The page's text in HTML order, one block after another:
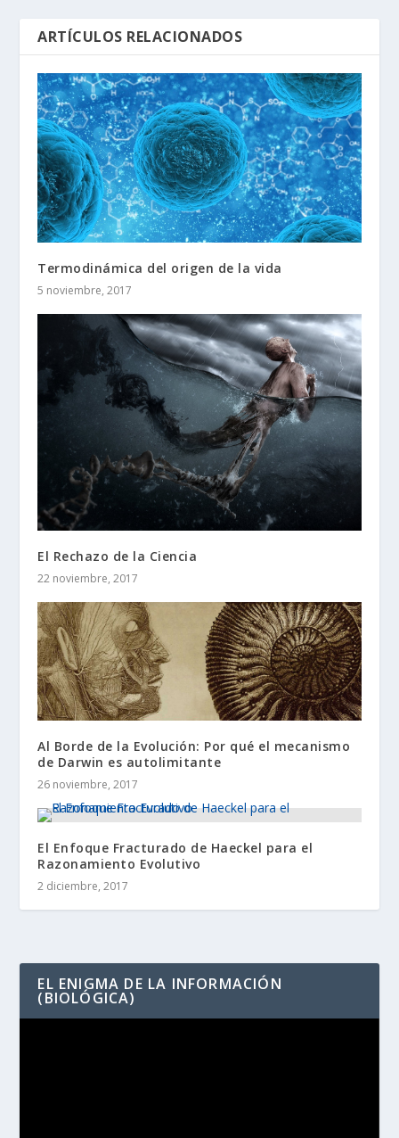
ARTÍCULOS RELACIONADOS
Termodinámica del origen de la vida
5 noviembre, 2017
El Rechazo de la Ciencia
22 noviembre, 2017
Al Borde de la Evolución: Por qué el mecanismo
de Darwin es autolimitante
26 noviembre, 2017
El Enfoque Fracturado de Haeckel para el
Razonamiento Evolutivo
2 diciembre, 2017
EL ENIGMA DE LA INFORMACIÓN
(BIOLÓGICA)